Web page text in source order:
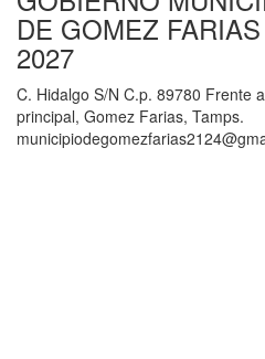
DE GOMEZ
2027
C. Hidalgo S/N C.p. 89780 Frente
principal, Gomez Farias, Tamps.